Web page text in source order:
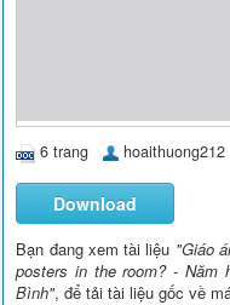
6 trang hoaithuong212
Download
Bạn đang xem tài liệu "Giáo
posters in the room? - Năm
Bình", để tải tài liệu gốc về